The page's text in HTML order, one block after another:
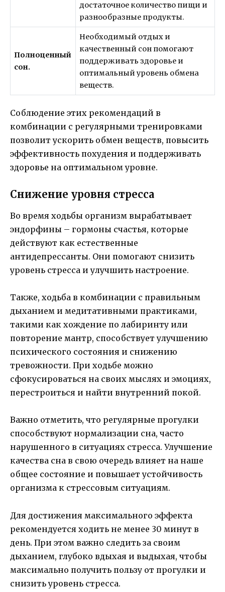
достаточное количество пищи и
разнообразные продукты.
Полноценный
сон.
Необходимый отдых и
качественный сон помогают
поддерживать здоровье и
оптимальный уровень обмена
веществ.
Соблюдение этих рекомендаций в
комбинации с регулярными тренировками
позволит ускорить обмен веществ, повысить
эффективность похудения и поддерживать
здоровье на оптимальном уровне.
Снижение уровня стресса
Во время ходьбы организм вырабатывает
эндорфины – гормоны счастья, которые
действуют как естественные
антидепрессанты. Они помогают снизить
уровень стресса и улучшить настроение.
Также, ходьба в комбинации с правильным
дыханием и медитативными практиками,
такими как хождение по лабиринту или
повторение мантр, способствует улучшению
психического состояния и снижению
тревожности. При ходьбе можно
сфокусироваться на своих мыслях и эмоциях,
перестроиться и найти внутренний покой.
Важно отметить, что регулярные прогулки
способствуют нормализации сна, часто
нарушенного в ситуациях стресса. Улучшение
качества сна в свою очередь влияет на наше
общее состояние и повышает устойчивость
организма к стрессовым ситуациям.
Для достижения максимального эффекта
рекомендуется ходить не менее 30 минут в
день. При этом важно следить за своим
дыханием, глубоко вдыхая и выдыхая, чтобы
максимально получить пользу от прогулки и
снизить уровень стресса.